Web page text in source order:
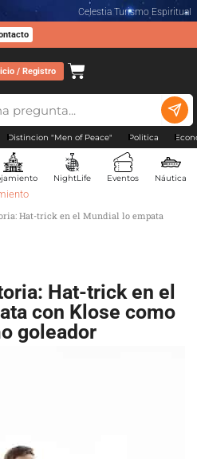
Celestia Turismo Espiritual
/ Registro
Distincion "Men of Peace" Politica
NightLife Eventos Náutica
Hat-trick en el Mundial lo empata
Hat-trick en el
con Klose como
goleador